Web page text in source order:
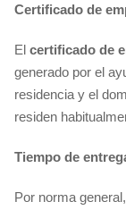
Certificado de
El certificado de
generado por el
residencia y el
residen
Tiempo de
Por norma